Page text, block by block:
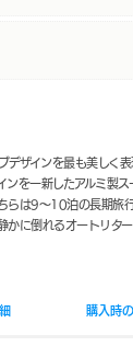
ザインを最も美しく表
ンを一新したアルミ製
らは9～10泊の長期旅
かに倒れるオートリタ
購入時